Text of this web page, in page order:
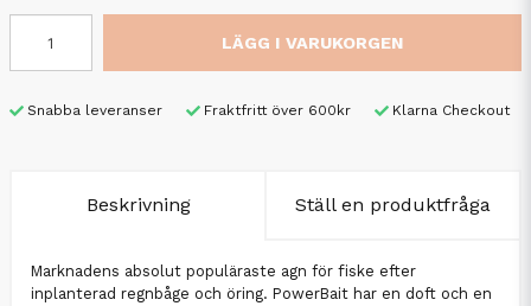
LÄGG I VARUKORGEN
Snabba leveranser Fraktfritt över 600kr Klarna Checkout
Beskrivning Ställ en produktfråga
Marknadens absolut populäraste agn för fiske efter
inplanterad regnbåge och öring. PowerBait har en doft och en